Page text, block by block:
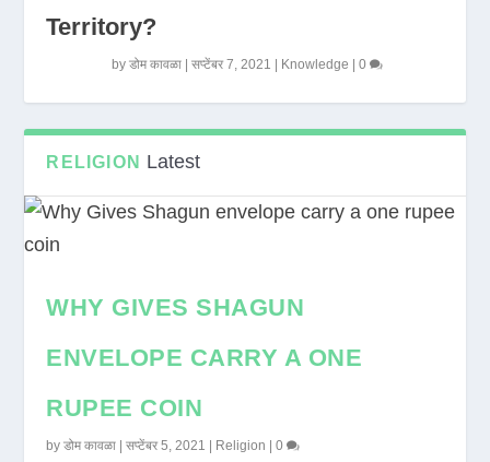
Territory?
byडोम कावळा |सप्टेंबर 7, 2021 Knowledge |0
RELIGION Latest
WHY GIVES SHAGUN
ENVELOPE CARRY A ONE
RUPEE COIN
byडोम कावळा |सप्टेंबर 5, 2021 Religion |0